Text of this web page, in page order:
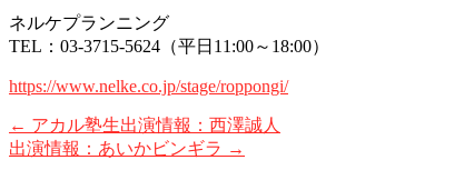
ネルケプランニング
TEL：03-3715-5624（平日11:00～18:00）
https://www.nelke.co.jp/stage/roppongi/
← アカル塾生出演情報：西澤誠人
出演情報：あいかビンギラ →